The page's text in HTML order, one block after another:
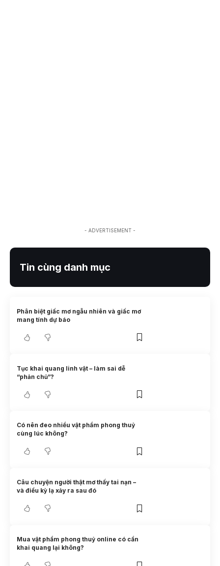
- ADVERTISEMENT -
Tin cùng danh mục
Phân biệt giấc mơ ngẫu nhiên và giấc mơ
mang tính dự báo
Tục khai quang linh vật – làm sai dễ
“phản chủ”?
Có nên đeo nhiều vật phẩm phong thuỷ
cùng lúc không?
Câu chuyện người thật mơ thấy tai nạn –
và điều kỳ lạ xảy ra sau đó
Mua vật phẩm phong thuỷ online có cần
khai quang lại không?